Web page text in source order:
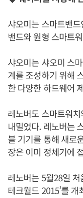
샤오미는 스마트밴
밴드와 원형 스마트
샤오미는 샤오미 스
계를 조성하기 위해
한 다양한 하드웨어
레노버도 스마트워
내밀었다. 레노버는
블 기기를 통해 새로
장은 이미 정체기에
레노버는 5월28일
테크월드 2015’를